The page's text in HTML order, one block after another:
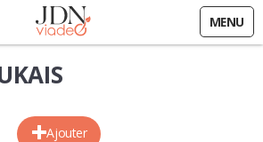
MENU
Ajouter